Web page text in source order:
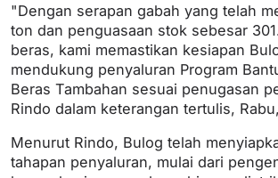
"Dengan serapan gabah yang telah
ton dan penguasaan stok sebesar
beras, kami memastikan kesiapan
mendukung penyaluran Program
Beras Tambahan sesuai penugasan
Rindo dalam keterangan tertulis,
Menurut Rindo, Bulog telah
tahapan penyaluran, mulai dari